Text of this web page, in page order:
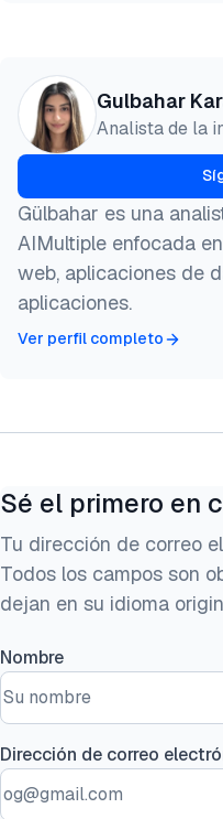
@misc{karatas2026,
author =
title  =
  year   = {2026},
howpublished    =
note   =
}
Gulbahar
Analista de la
Gülbahar es una
AIMultiple enfocada
web, aplicaciones de
aplicaciones.
Ver perfil completo
Sé el primero en
Tu dirección de correo
Todos los campos son
dejan en su idioma
Nombre
Dirección de correo